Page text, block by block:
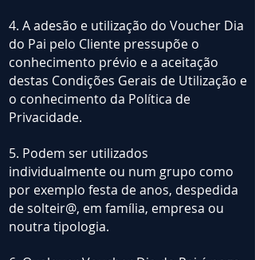
4. A adesão e utilização do Voucher Dia
do Pai pelo Cliente pressupõe o
conhecimento prévio e a aceitação
destas Condições Gerais de Utilização e
o conhecimento da Política de
Privacidade.
5. Podem ser utilizados
individualmente ou num grupo como
por exemplo festa de anos, despedida
de solteir@, em família, empresa ou
noutra tipologia.